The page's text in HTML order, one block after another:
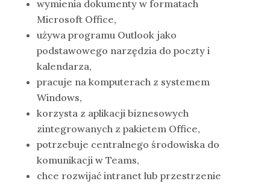
wymienia dokumenty w formatach
Microsoft Office,
używa programu Outlook jako
podstawowego narzędzia do poczty i
kalendarza,
pracuje na komputerach z systemem
Windows,
korzysta z aplikacji biznesowych
zintegrowanych z pakietem Office,
potrzebuje centralnego środowiska do
komunikacji w Teams,
chce rozwijać intranet lub przestrzenie